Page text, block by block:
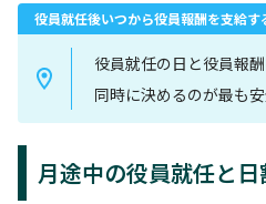
役員就任後いつから役員報酬を支給す
役員就任の日と役員報
同時に決めるのが最も安
月途中の役員就任と